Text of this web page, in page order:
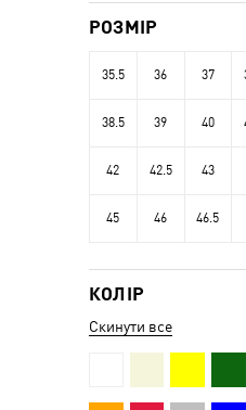
РОЗМІР
35.5 36 37
38.5 39 40
42 42.5 43
45 46 46.5
КОЛІР
Скинути все